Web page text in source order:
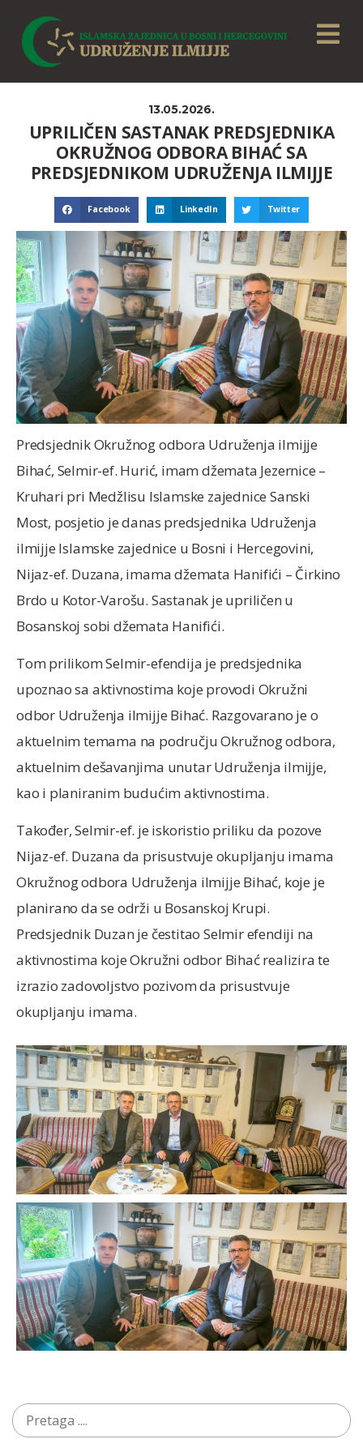
13.05.2026.
UPRILIČEN SASTANAK PREDSJEDNIKA
OKRUŽNOG ODBORA BIHAĆ SA
PREDSJEDNIKOM UDRUŽENJA ILMIJJE
Facebook LinkedIn Twitter
Predsjednik Okružnog odbora Udruženja ilmijje
Bihać, Selmir-ef. Hurić, imam džemata Jezernice –
Kruhari pri Medžlisu Islamske zajednice Sanski
Most, posjetio je danas predsjednika Udruženja
ilmijje Islamske zajednice u Bosni i Hercegovini,
Nijaz-ef. Duzana, imama džemata Hanifići – Čirkino
Brdo u Kotor-Varošu. Sastanak je upriličen u
Bosanskoj sobi džemata Hanifići.
Tom prilikom Selmir-efendija je predsjednika
upoznao sa aktivnostima koje provodi Okružni
odbor Udruženja ilmijje Bihać. Razgovarano je o
aktuelnim temama na području Okružnog odbora,
aktuelnim dešavanjima unutar Udruženja ilmijje,
kao i planiranim budućim aktivnostima.
Također, Selmir-ef. je iskoristio priliku da pozove
Nijaz-ef. Duzana da prisustvuje okupljanju imama
Okružnog odbora Udruženja ilmijje Bihać, koje je
planirano da se održi u Bosanskoj Krupi.
Predsjednik Duzan je čestitao Selmir efendiji na
aktivnostima koje Okružni odbor Bihać realizira te
izrazio zadovoljstvo pozivom da prisustvuje
okupljanju imama.